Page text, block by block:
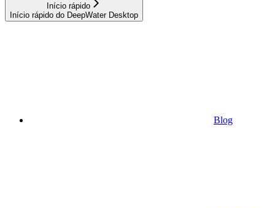
Início rápido
Início rápido do DeepWater Desktop
Blog